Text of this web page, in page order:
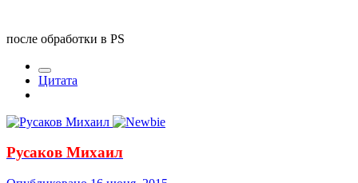
после обработки в PS
Цитата
Русаков Михаил